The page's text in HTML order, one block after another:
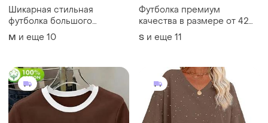
Шикарная стильная
футболка большого
размера от 42 до 76
M и еще 10
Футболка премиум
качества в размере от 42
до 76-го размера
S и еще 11